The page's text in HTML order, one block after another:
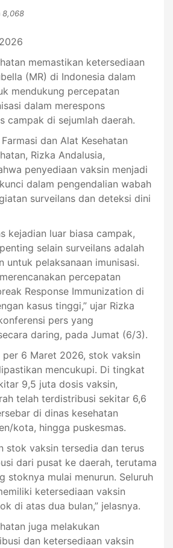
8,068
memastikan ketersediaan
(MR) di Indonesia dalam
mendukung percepatan
dalam merespons
campak di sejumlah daerah.
dan Alat Kesehatan
Rizka Andalusia,
penyediaan vaksin menjadi
dalam pengendalian wabah
surveilans dan deteksi dini
kejadian luar biasa campak,
selain surveilans adalah
untuk pelaksanaan imunisasi.
percepatan
Response Immunization di
kasus tinggi,” ujar Rizka
pers yang
daring, pada Jumat (6/3).
per 6 Maret 2026, stok vaksin
mencukupi. Di tingkat
9,5 juta dosis vaksin,
telah terdistribusi sekitar 6,6
di dinas kesehatan
kota, hingga puskesmas.
stok vaksin tersedia dan terus
dari pusat ke daerah, terutama
stoknya mulai menurun. Seluruh
ketersediaan vaksin
di atas dua bulan,” jelasnya.
juga melakukan
dan ketersediaan vaksin